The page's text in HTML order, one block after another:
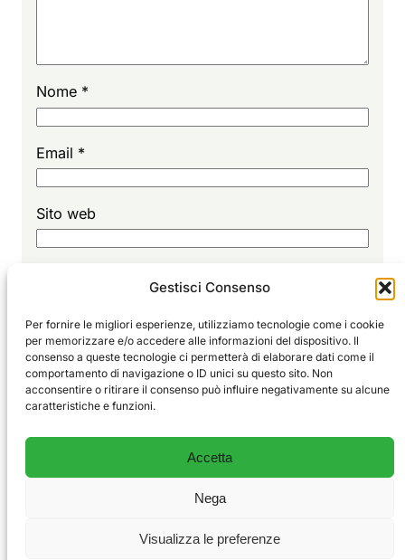
Gestisci Consenso
Per fornire le migliori esperienze, utilizziamo tecnologie come i cookie
per memorizzare e/o accedere alle informazioni del dispositivo. Il
consenso a queste tecnologie ci permetterà di elaborare dati come il
comportamento di navigazione o ID unici su questo sito. Non
acconsentire o ritirare il consenso può influire negativamente su alcune
caratteristiche e funzioni.
Accetta
Nega
Visualizza le preferenze
Nome *
Email *
Sito web
Sport
Vivi
EDITORIALE